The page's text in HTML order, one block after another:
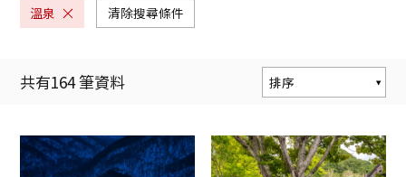
溫泉 清除搜尋條件
共有164筆資料
排序
更新時間